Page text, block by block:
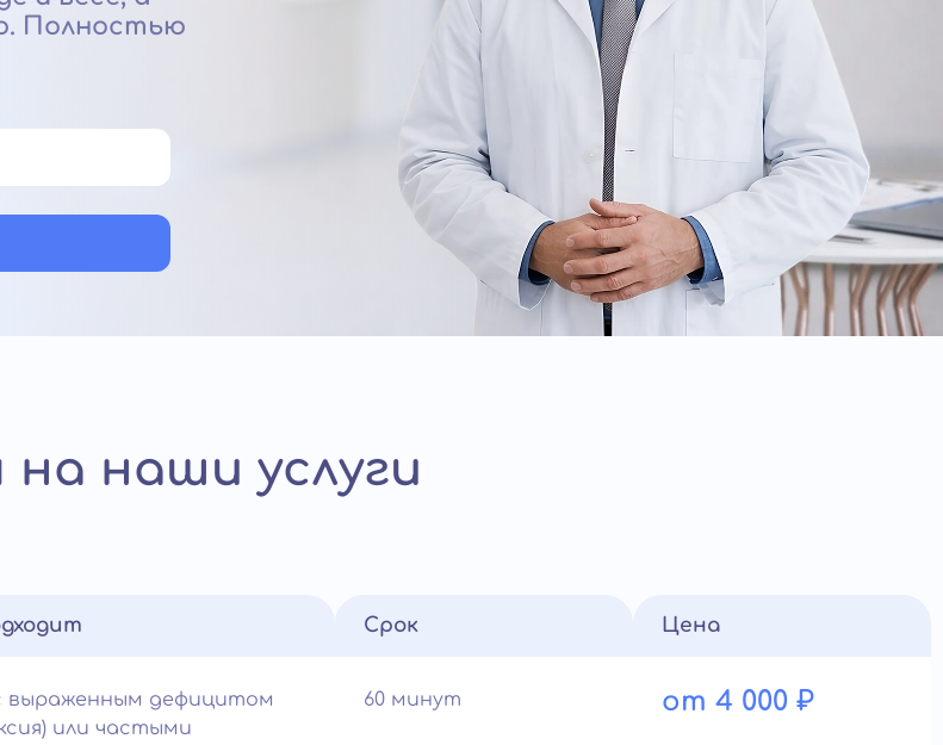
Полностью
наши услуги
выраженным дефицитом
или частыми
Срок
60 минут
Цена
от 4 000 ₽